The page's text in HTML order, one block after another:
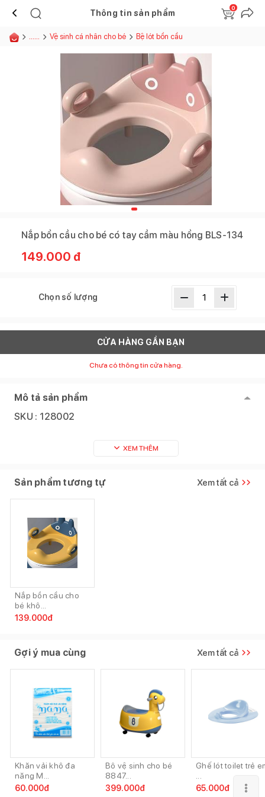
Thông tin sản phẩm
0
...... Vệ sinh cá nhân cho bé Bệ lót bồn cầu
Nắp bồn cầu cho bé có tay cầm màu hồng BLS-134
149.000 đ
Chọn số lượng
CỬA HÀNG GẦN BẠN
Chưa có thông tin cửa hàng.
Mô tả sản phẩm
SKU : 128002
XEM THÊM
Sản phẩm tương tự Xem tất cả
Nắp bồn cầu cho
bé khô...
139.000đ
Gợi ý mua cùng Xem tất cả
Khăn vải khô đa
năng M...
60.000đ
Bô vệ sinh cho bé
8847...
399.000đ
Ghế lót toilet trẻ
65.000đ